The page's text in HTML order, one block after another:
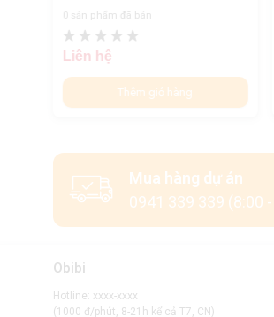
0 sản phẩm đã bán
Liên hệ
Thêm giỏ hàng
Mua hàng dự án
0941 339 339 (8:00
Obibi
Hotline: xxxx-xxxx
(1000 đ/phút, 8-21h kể cả T7, CN)